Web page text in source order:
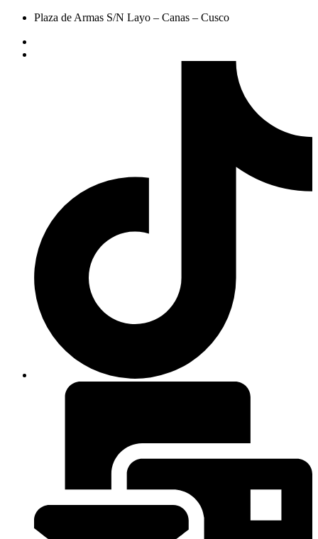
Plaza de Armas S/N Layo – Canas – Cusco